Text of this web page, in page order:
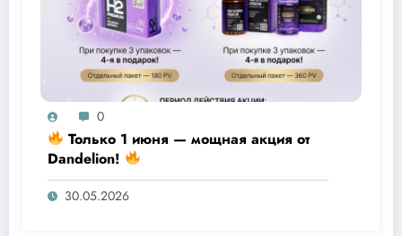
0
Только 1 июня — мощная акция от
Dandelion!
30.05.2026